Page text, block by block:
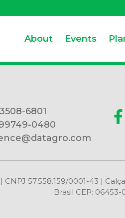
About Events
6801
99749-0480
CNPJ 57.558.159/0001-43 |
Brasil CEP: 06453-